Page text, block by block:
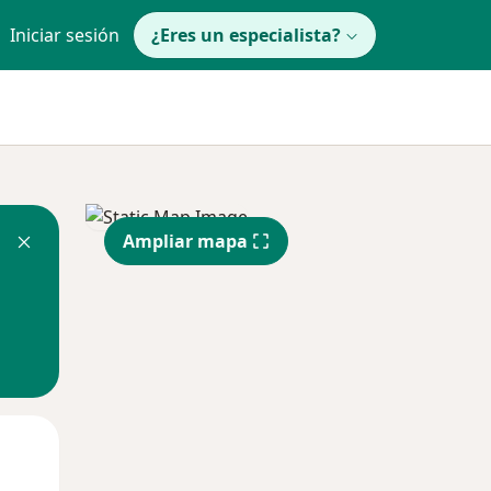
Iniciar sesión ¿Eres un especialista?
Ampliar mapa